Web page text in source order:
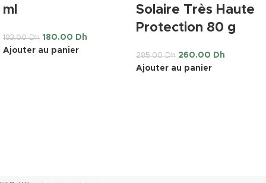
ml
193.00Dh 180.00 Dh
Ajouter au panier
Solaire Très Haute
Protection 80 g
285.00Dh 260.00 Dh
Ajouter au panier